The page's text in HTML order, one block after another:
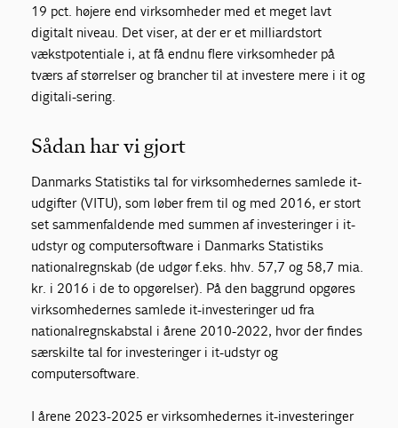
19 pct. højere end virksomheder med et meget lavt
digitalt niveau. Det viser, at der er et milliardstort
vækstpotentiale i, at få endnu flere virksomheder på
tværs af størrelser og brancher til at investere mere i it og
digitali-sering.
Sådan har vi gjort
Danmarks Statistiks tal for virksomhedernes samlede it-
udgifter (VITU), som løber frem til og med 2016, er stort
set sammenfaldende med summen af investeringer i it-
udstyr og computersoftware i Danmarks Statistiks
nationalregnskab (de udgør f.eks. hhv. 57,7 og 58,7 mia.
kr. i 2016 i de to opgørelser). På den baggrund opgøres
virksomhedernes samlede it-investeringer ud fra
nationalregnskabstal i årene 2010-2022, hvor der findes
særskilte tal for investeringer i it-udstyr og
computersoftware.
I årene 2023-2025 er virksomhedernes it-investeringer